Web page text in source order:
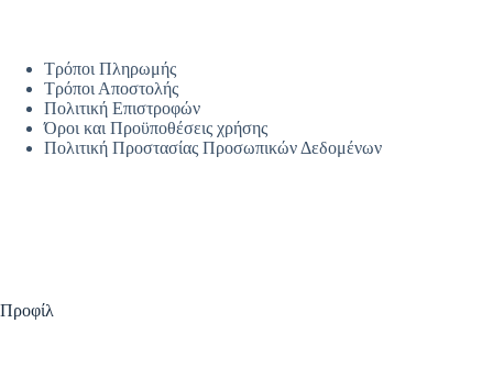
Τρόποι Πληρωμής
Τρόποι Αποστολής
Πολιτική Επιστροφών
Όροι και Προϋποθέσεις χρήσης
Πολιτική Προστασίας Προσωπικών Δεδομένων
Προφίλ